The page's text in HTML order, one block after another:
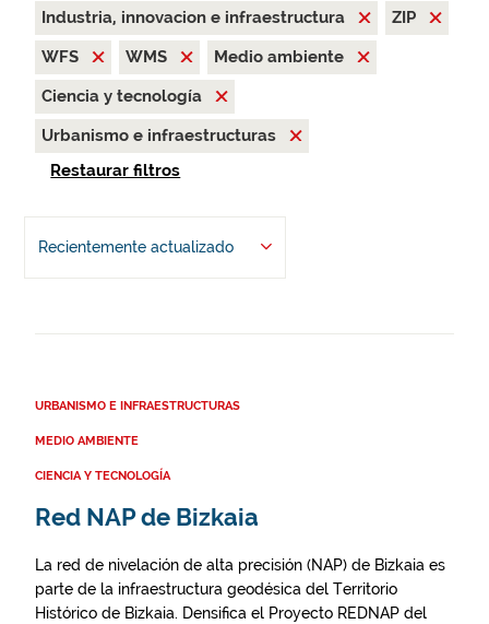
Industria, innovacion e infraestructura
ZIP
WFS
WMS
Medio ambiente
Ciencia y tecnología
Urbanismo e infraestructuras
Restaurar filtros
Recientemente actualizado
URBANISMO E INFRAESTRUCTURAS
MEDIO AMBIENTE
CIENCIA Y TECNOLOGÍA
Red NAP de Bizkaia
La red de nivelación de alta precisión (NAP) de Bizkaia es
parte de la infraestructura geodésica del Territorio
Histórico de Bizkaia. Densifica el Proyecto REDNAP del